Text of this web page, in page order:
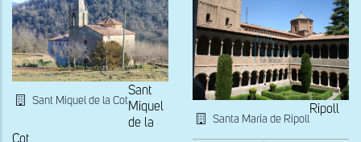
Sant Miquel de la Cot
Sant
Miquel
de la
Santa María de Ripoll
Ripoll